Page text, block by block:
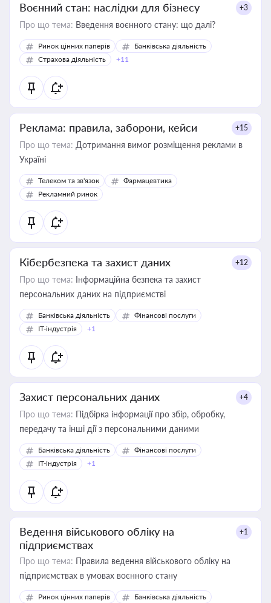
Воєнний стан: наслідки для бізнесу +3
Про що тема: Введення воєнного стану: що далі?
Ринок цінних паперів
Банківська діяльність
Страхова діяльність
+11
Реклама: правила, заборони, кейси +15
Про що тема: Дотримання вимог розміщення реклами в
Україні
Телеком та зв'язок
Фармацевтика
Рекламний ринок
Кібербезпека та захист даних +12
Про що тема: Інформаційна безпека та захист
персональних даних на підприємстві
Банківська діяльність
Фінансові послуги
IT-індустрія
+1
Захист персональних даних +4
Про що тема: Підбірка інформації про збір, обробку,
передачу та інші дії з персональними даними
Банківська діяльність
Фінансові послуги
IT-індустрія
+1
Ведення військового обліку на
підприємствах
+1
Про що тема: Правила ведення військового обліку на
підприємствах в умовах воєнного стану
Ринок цінних паперів
Банківська діяльність